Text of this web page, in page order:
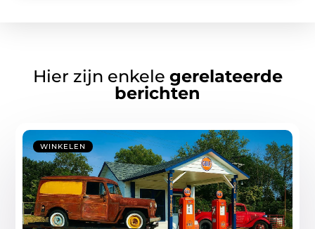
Hier zijn enkele gerelateerde
berichten
WINKELEN